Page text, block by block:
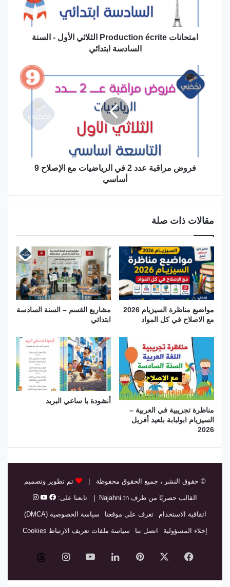
ابتدائي
امتحانات Production écrite الثلاثي الأول - السنة
السادسة ابتدائي
مراقبة
أساسي
فروض مراقبة عدد 2 في الرياضيات مع الإصلاح 9
أساسي
مقالات ذات صلة
مواضيع مناظرة السيزيام 2026
مع الاصلاح في كل المواد
مشاريع القسم – السنة السادسة
ابتدائي
مناظرة تجريبية في العربية –
السيزيام ابولبابة بلعيد أفريل
2026
أنشودة يا ساعي البريد
© حقوق النشر ، جميع الحقوق محفوظة | تم تطوير وتصميم
القالب حصريًا من طرف Najahni.tn | تابعنا على:
اتفاقية الاستخدام تعرف على موقعنا سياسة الخصوصية (DMCA)
إخلاء المسؤولية اتصل بنا سياسة ملفات تعريف الارتباط Cookies
فيسبوك بينتيريستلينكدإن‫YouTubeانستقرام